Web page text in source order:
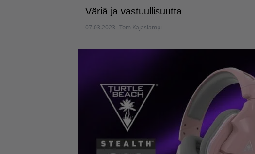
Väriä ja vastuullisuutta.
07.03.2023 Tom Kajaslampi